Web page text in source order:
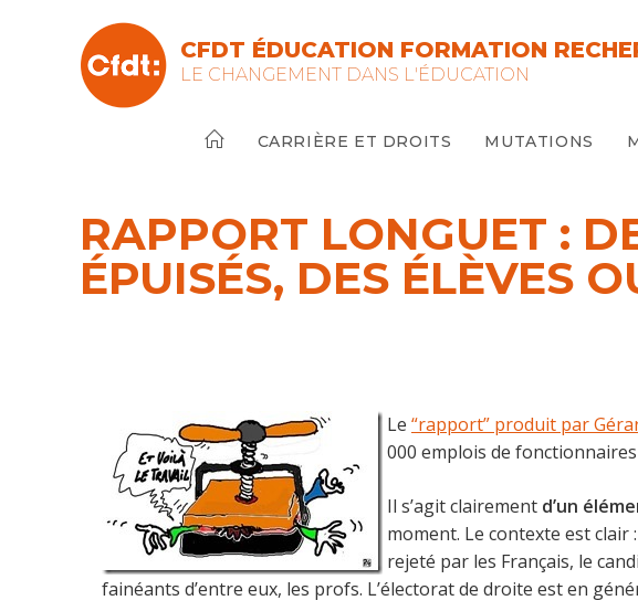
CFDT ÉDUCATION FORMATION
LE CHANGEMENT DANS L'ÉDUCATION
CARRIÈRE ET DROITS MUTATIONS
RAPPORT LONGUET :
ÉPUISÉS, DES ÉLÈVES
Le “rapport” produit par
000 emplois de
Il s’agit clairement d’un
moment. Le contexte est
rejeté par les Français, le
fainéants d’entre eux, les profs. L’électorat de droite est en